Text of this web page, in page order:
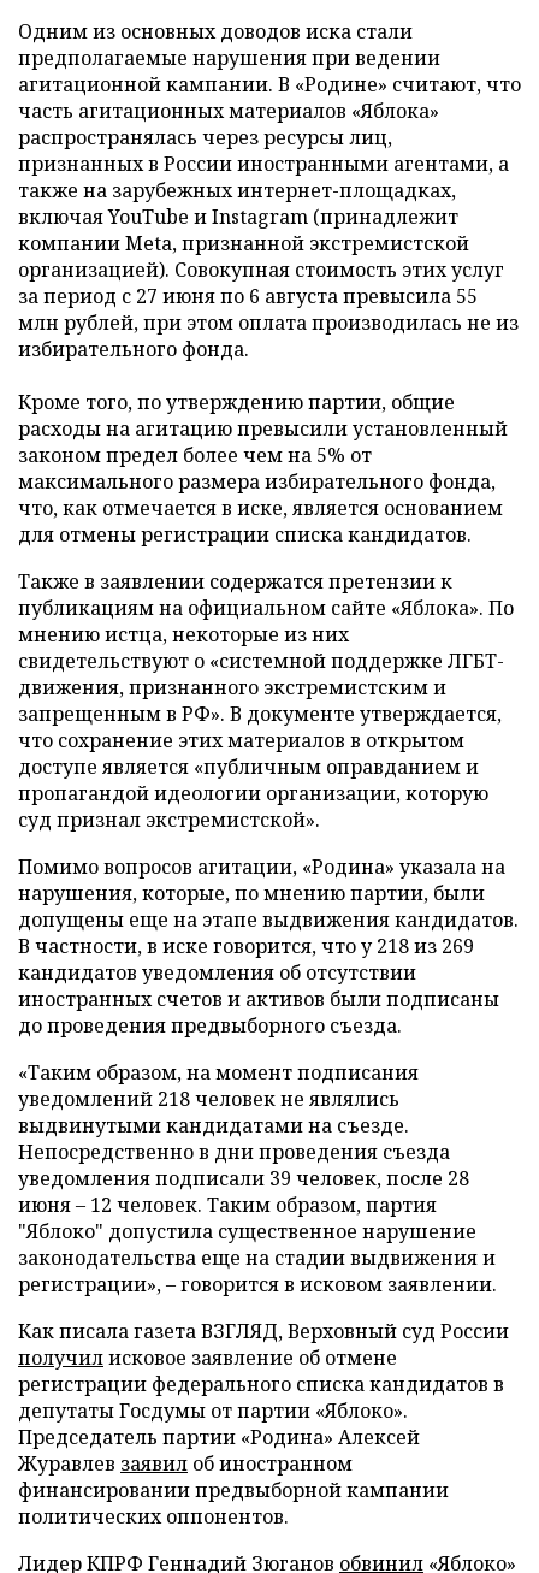
Одним из основных доводов иска стали
предполагаемые нарушения при ведении
агитационной кампании. В «Родине» считают, что
часть агитационных материалов «Яблока»
распространялась через ресурсы лиц,
признанных в России иностранными агентами, а
также на зарубежных интернет-площадках,
включая YouTube и Instagram (принадлежит
компании Meta, признанной экстремистской
организацией). Совокупная стоимость этих услуг
за период с 27 июня по 6 августа превысила 55
млн рублей, при этом оплата производилась не из
избирательного фонда.
Кроме того, по утверждению партии, общие
расходы на агитацию превысили установленный
законом предел более чем на 5% от
максимального размера избирательного фонда,
что, как отмечается в иске, является основанием
для отмены регистрации списка кандидатов.
Также в заявлении содержатся претензии к
публикациям на официальном сайте «Яблока». По
мнению истца, некоторые из них
свидетельствуют о «системной поддержке ЛГБТ-
движения, признанного экстремистским и
запрещенным в РФ». В документе утверждается,
что сохранение этих материалов в открытом
доступе является «публичным оправданием и
пропагандой идеологии организации, которую
суд признал экстремистской».
Помимо вопросов агитации, «Родина» указала на
нарушения, которые, по мнению партии, были
допущены еще на этапе выдвижения кандидатов.
В частности, в иске говорится, что у 218 из 269
кандидатов уведомления об отсутствии
иностранных счетов и активов были подписаны
до проведения предвыборного съезда.
«Таким образом, на момент подписания
уведомлений 218 человек не являлись
выдвинутыми кандидатами на съезде.
Непосредственно в дни проведения съезда
уведомления подписали 39 человек, после 28
июня – 12 человек. Таким образом, партия
"Яблоко" допустила существенное нарушение
законодательства еще на стадии выдвижения и
регистрации», – говорится в исковом заявлении.
Как писала газета ВЗГЛЯД, Верховный суд России
получилисковое заявление об отмене
регистрации федерального списка кандидатов в
депутаты Госдумы от партии «Яблоко».
Председатель партии «Родина» Алексей
Журавлев заявил об иностранном
финансировании предвыборной кампании
политических оппонентов.
Лидер КПРФ Геннадий Зюганов обвинил «Яблоко»